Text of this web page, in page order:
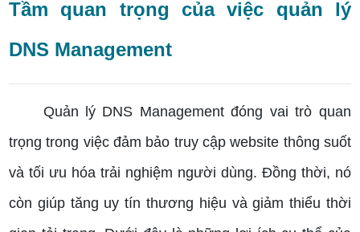
Tầm quan trọng của việc quản lý
DNS Management
Quản lý DNS Management đóng vai trò quan
trọng trong việc đảm bảo truy cập website thông suốt
và tối ưu hóa trải nghiệm người dùng. Đồng thời, nó
còn giúp tăng uy tín thương hiệu và giảm thiểu thời